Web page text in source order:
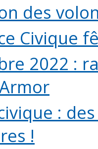
des
Civique
2022 :
:
!